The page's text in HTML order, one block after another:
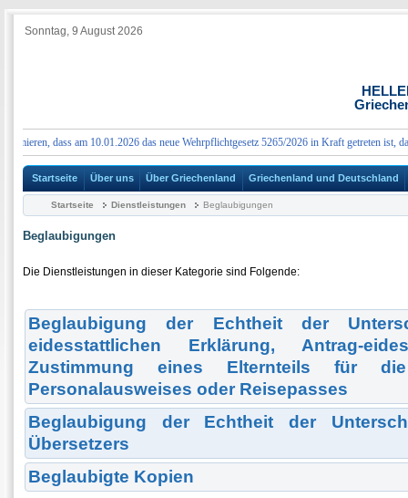
Sonntag, 9 August 2026
dass am 10.01.2026 das neue Wehrpflichtgesetz 5265/2026 in Kraft getreten ist,
Startseite Über uns Über Griechenland Griechenland und Deutschland
Startseite Dienstleistungen Beglaubigungen
Beglaubigungen
Die Dienstleistungen in dieser Kategorie sind Folgende:
Beglaubigung der Echtheit der
eidesstattlichen Erklärung, Antrag-
Zustimmung eines Elternteils für
Personalausweises oder Reisepasses
Beglaubigung der Echtheit der
Übersetzers
Beglaubigte Kopien